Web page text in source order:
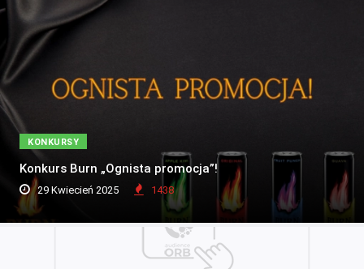
KONKURSY
Konkurs Burn „Ognista promocja”!
29 Kwiecień 2025 1438